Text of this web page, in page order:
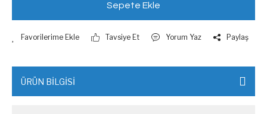
Sepete Ekle
Tavsiye Et Yorum Yaz Paylaş
ÜRÜN BİLGİSİ